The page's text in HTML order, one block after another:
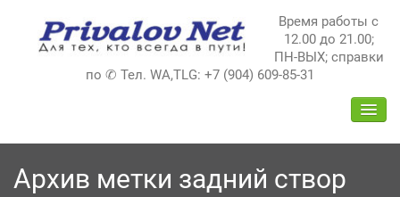
содержимому
Время работы с
12.00 до 21.00;
ПН-ВЫХ; справки
по ✆ Тел. WA,TLG: +7 (904) 609-85-31
Архив метки задний створ